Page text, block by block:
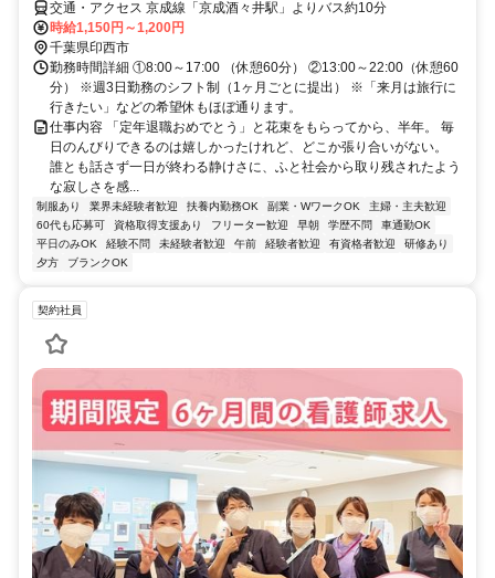
交通・アクセス 京成線「京成酒々井駅」よりバス約10分
時給1,150円～1,200円
千葉県印西市
勤務時間詳細 ①8:00～17:00 （休憩60分） ②13:00～22:00（休憩60
分） ※週3日勤務のシフト制（1ヶ月ごとに提出） ※「来月は旅行に
行きたい」などの希望休もほぼ通ります。
仕事内容 「定年退職おめでとう」と花束をもらってから、半年。 毎
日のんびりできるのは嬉しかったけれど、どこか張り合いがない。
誰とも話さず一日が終わる静けさに、ふと社会から取り残されたよう
な寂しさを感...
制服あり 業界未経験者歓迎 扶養内勤務OK 副業・WワークOK
主婦・主夫歓迎
60代も応募可
資格取得支援あり フリーター歓迎 早朝 学歴不問
車通勤OK
平日のみOK
経験不問 未経験者歓迎 午前 経験者歓迎 有資格者歓迎
研修あり
夕方
ブランクOK
契約社員